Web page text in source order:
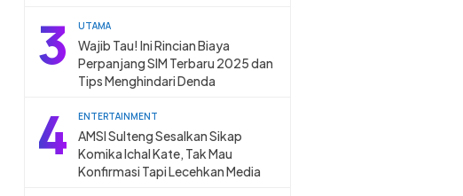
3 UTAMA
Wajib Tau! Ini Rincian Biaya
Perpanjang SIM Terbaru 2025 dan
Tips Menghindari Denda
4 ENTERTAINMENT
AMSI Sulteng Sesalkan Sikap
Komika Ichal Kate, Tak Mau
Konfirmasi Tapi Lecehkan Media